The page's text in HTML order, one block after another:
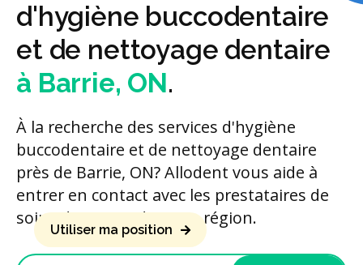
d'hygiène buccodentaire
et de nettoyage dentaire
à Barrie, ON.
À la recherche des services d'hygiène
buccodentaire et de nettoyage dentaire
près de Barrie, ON? Allodent vous aide à
entrer en contact avec les prestataires de
soins dentaires de votre région.
Utiliser ma position